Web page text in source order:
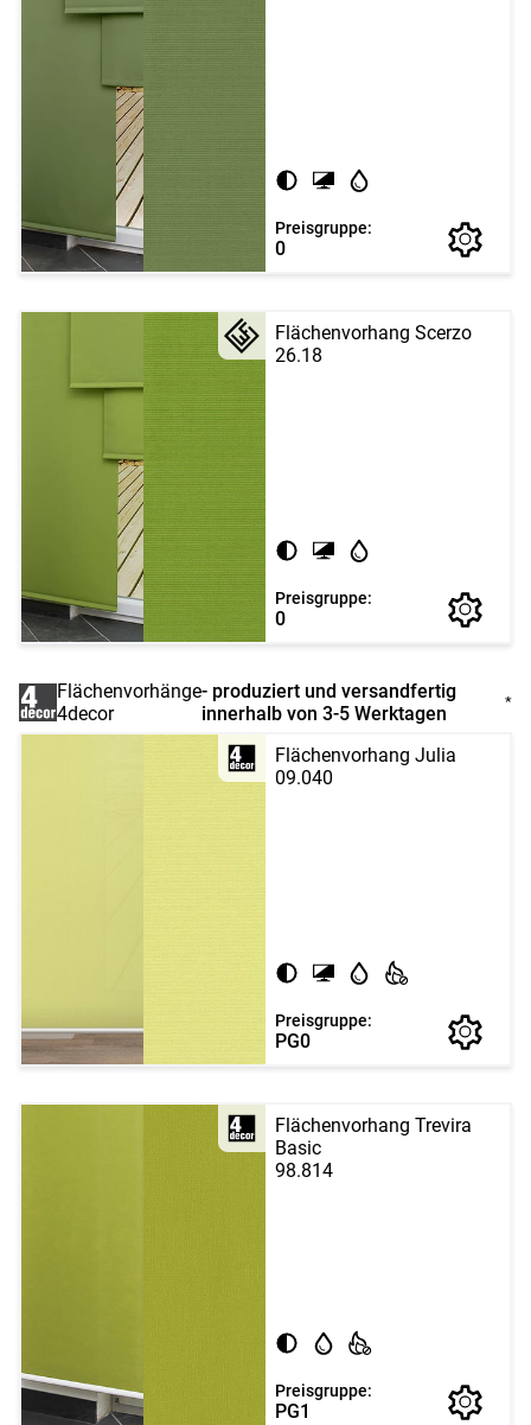
Preisgruppe:
0
Flächenvorhang Scerzo
26.18
Preisgruppe:
0
Flächenvorhänge
4decor
- produziert und versandfertig
innerhalb von 3-5 Werktagen
*
Flächenvorhang Julia
09.040
Preisgruppe:
PG0
Flächenvorhang Trevira
Basic
98.814
Preisgruppe:
PG1